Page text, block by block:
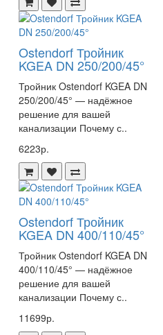
Ostendorf Тройник
KGEA DN 250/200/45°
Тройник Ostendorf KGEA DN
250/200/45° — надёжное
решение для вашей
канализации Почему с..
6223р.
Ostendorf Тройник
KGEA DN 400/110/45°
Тройник Ostendorf KGEA DN
400/110/45° — надёжное
решение для вашей
канализации Почему с..
11699р.